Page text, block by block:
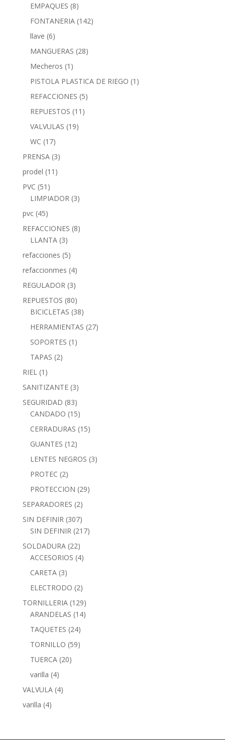
EMPAQUES (8)
FONTANERIA (142)
llave (6)
MANGUERAS (28)
Mecheros (1)
PISTOLA PLASTICA DE RIEGO (1)
REFACCIONES (5)
REPUESTOS (11)
VALVULAS (19)
WC (17)
PRENSA (3)
prodel (11)
PVC (51)
LIMPIADOR (3)
pvc (45)
REFACCIONES (8)
LLANTA (3)
refacciones (5)
refaccionmes (4)
REGULADOR (3)
REPUESTOS (80)
BICICLETAS (38)
HERRAMIENTAS (27)
SOPORTES (1)
TAPAS (2)
RIEL (1)
SANITIZANTE (3)
SEGURIDAD (83)
CANDADO (15)
CERRADURAS (15)
GUANTES (12)
LENTES NEGROS (3)
PROTEC (2)
PROTECCION (29)
SEPARADORES (2)
SIN DEFINIR (307)
SIN DEFINIR (217)
SOLDADURA (22)
ACCESORIOS (4)
CARETA (3)
ELECTRODO (2)
TORNILLERIA (129)
ARANDELAS (14)
TAQUETES (24)
TORNILLO (59)
TUERCA (20)
varilla (4)
VALVULA (4)
varilla (4)